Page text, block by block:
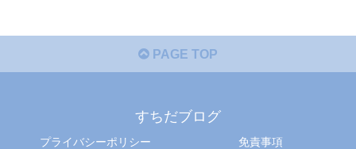
PAGE TOP
すちだブログ
プライバシーポリシー 免責事項